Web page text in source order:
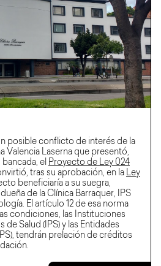
posible conflicto de interés de la
Valencia Laserna que presentó,
el Proyecto de Ley 024
tras su aprobación, en la Ley
beneficiaría a su suegra,
de la Clínica Barraquer, IPS
El artículo 12 de esa norma
condiciones, las Instituciones
de Salud (IPS) y las Entidades
tendrán prelación de créditos